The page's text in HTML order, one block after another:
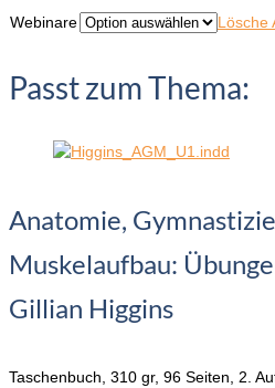
Webinare Lösche
Passt zum Thema:
Anatomie,
Muskelaufbau:
Gillian Higgins
Taschenbuch, 310 gr, 96 Seiten, 2.